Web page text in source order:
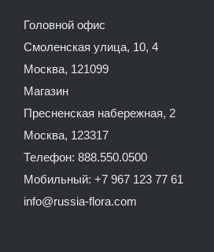
Головной офис
Смоленская улица, 10, 4
Москва, 121099
Магазин
Пресненская набережная, 2
Москва, 123317
Телефон: 888.550.0500
Мобильный: +7 967 123 77 61
info@russia-flora.com